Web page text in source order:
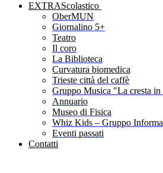
EXTRAScolastico
OberMUN
Giornalino 5+
Teatro
Il coro
La Biblioteca
Curvatura biomedica
Trieste città del caffè
Gruppo Musica "La cresta in
Annuario
Museo di Fisica
Whiz Kids – Gruppo
Eventi passati
Contatti